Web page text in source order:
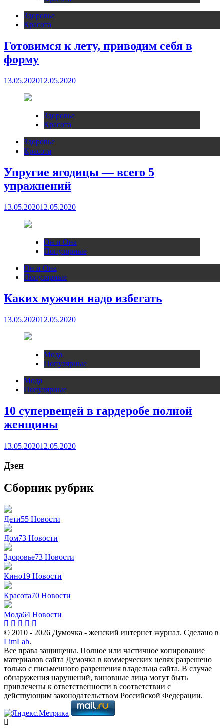
Здоровье
Красота
Готовимся к лету, приводим себя в
форму
13.05.202012.05.2020
Здоровье
Красота
Здоровье
Красота
Упругие ягодицы — всего 5
упражнений
13.05.202012.05.2020
Он и Она
Популярные
Он и Она
Популярные
Каких мужчин надо избегать
13.05.202012.05.2020
Мода
Популярные
Мода
Популярные
10 супервещей в гардеробе полной
женщины
13.05.202012.05.2020
Дзен
Сборник рубрик
Дети55 Новости
Дом73 Новости
Здоровье73 Новости
Кино19 Новости
Красота70 Новости
Мода64 Новости
© 2010 - 2026 Думочка - женский интернет журнал. Сделано в
LimLab.
Все права защищены. Полное или частичное копирование
материалов сайта Думочка в коммерческих целях разрешено
только с письменного разрешения владельца сайта. В случае
обнаружения нарушений, виновные лица могут быть
привлечены к ответственности в соответствии с
действующим законодательством Российской Федерации.